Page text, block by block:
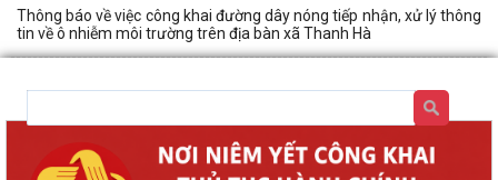
Thông báo về việc công khai đường dây nóng tiếp nhận, xử lý thông
tin về ô nhiễm môi trường trên địa bàn xã Thanh Hà